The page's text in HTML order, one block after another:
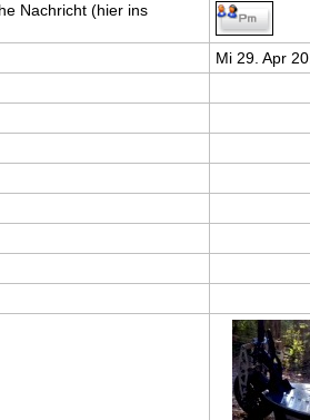
Nachricht (hier ins
Mi 29. Apr